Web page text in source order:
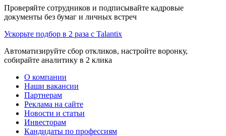
Проверяйте сотрудников и подписывайте кадровые
документы без бумаг и личных встреч
Ускорьте подбор в 2 раза с Talantix
Автоматизируйте сбор откликов, настройте воронку,
собирайте аналитику в 2 клика
О компании
Наши вакансии
Партнерам
Реклама на сайте
Новости и статьи
Инвесторам
Кандидаты по профессиям